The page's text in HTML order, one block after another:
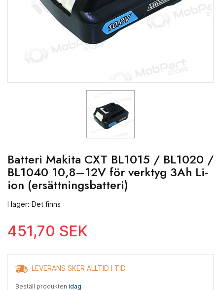
Batteri Makita CXT BL1015 / BL1020 /
BL1040 10,8–12V för verktyg 3Ah Li-
ion (ersättningsbatteri)
I lager: Det finns
451,70 SEK
LEVERANS SKER ALLTID I TID
Beställ produkten idag